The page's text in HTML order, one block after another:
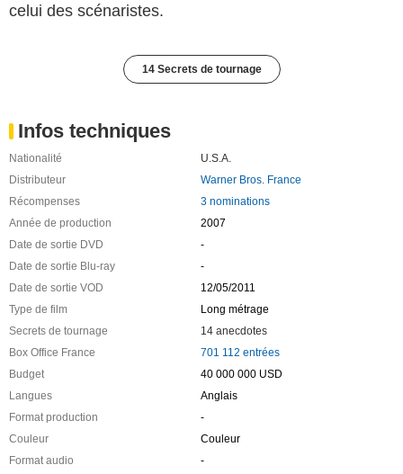
celui des scénaristes.
14 Secrets de tournage
Infos techniques
Nationalité
U.S.A.
Distributeur
Warner Bros. France
Récompenses
3 nominations
Année de production
2007
Date de sortie DVD
-
Date de sortie Blu-ray
-
Date de sortie VOD
12/05/2011
Type de film
Long métrage
Secrets de tournage
14 anecdotes
Box Office France
701 112 entrées
Budget
40 000 000 USD
Langues
Anglais
Format production
-
Couleur
Couleur
Format audio
-